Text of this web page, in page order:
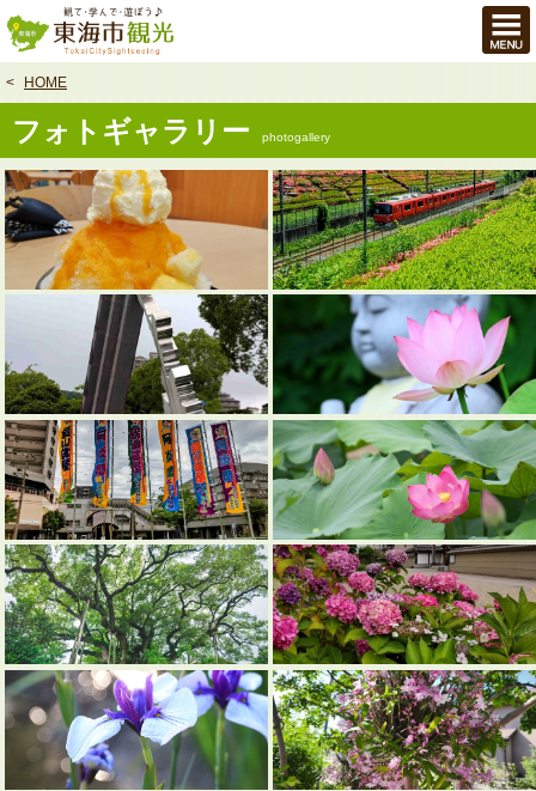
本
文
HOME
フォトギャラリー photogallery